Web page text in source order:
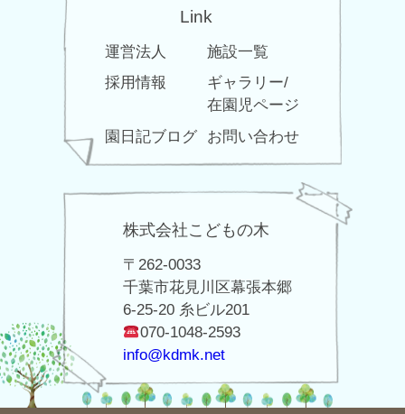
Link
運営法人
施設一覧
採用情報
ギャラリー/
在園児ページ
園日記ブログ
お問い合わせ
株式会社こどもの木
〒262-0033
千葉市花見川区幕張本郷
6-25-20 糸ビル201
070-1048-2593
info@kdmk.net